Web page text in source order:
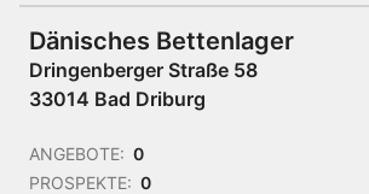
Dänisches Bettenlager
Dringenberger Straße 58
33014 Bad Driburg
ANGEBOTE: 0
PROSPEKTE: 0